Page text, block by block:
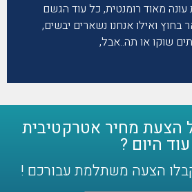
עונה מאוד רומנטית, כל עוד הגשם
ואילו אנחנו נשארים יבשים,
שוקו או תה..אבל,
הצעת מחיר אטרקטיבית
עוד היום ?
הצעה משתלמת עבורכם !